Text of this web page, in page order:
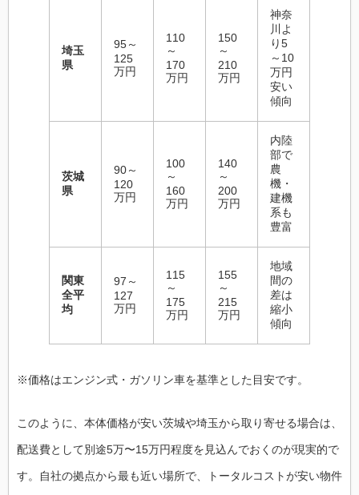
埼玉
県
95～
125
万円
110
～
170
万円
150
～
210
万円
神奈
川よ
り5
～10
万円
安い
傾向
茨城
県
90～
120
万円
100
～
160
万円
140
～
200
万円
内陸
部で
農
機・
建機
系も
豊富
関東
全平
均
97～
127
万円
115
～
175
万円
155
～
215
万円
地域
間の
差は
縮小
傾向
※価格はエンジン式・ガソリン車を基準とした目安です。
このように、本体価格が安い茨城や埼玉から取り寄せる場合は、
配送費として別途5万〜15万円程度を見込んでおくのが現実的で
す。自社の拠点から最も近い場所で、トータルコストが安い物件